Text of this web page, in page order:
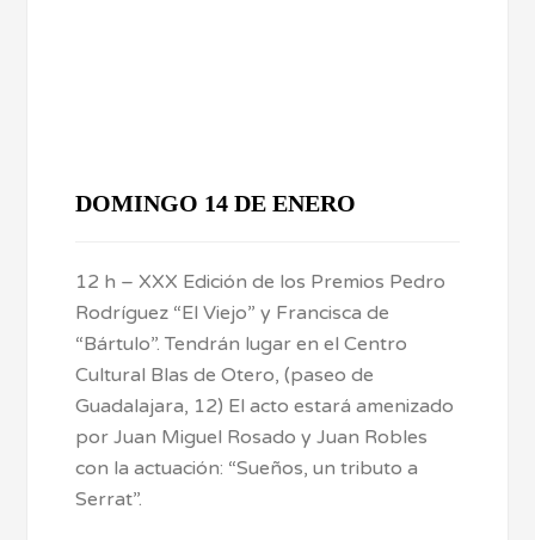
DOMINGO 14 DE ENERO
12 h – XXX Edición de los Premios Pedro
Rodríguez “El Viejo” y Francisca de
“Bártulo”. Tendrán lugar en el Centro
Cultural Blas de Otero, (paseo de
Guadalajara, 12) El acto estará amenizado
por Juan Miguel Rosado y Juan Robles
con la actuación: “Sueños, un tributo a
Serrat”.